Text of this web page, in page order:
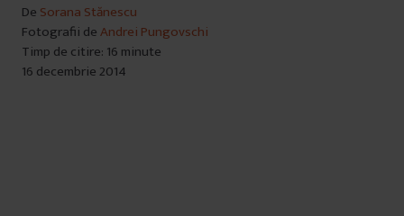
De Sorana Stănescu
Fotografii deAndrei Pungovschi
Timp de citire: 16 minute
16 decembrie 2014